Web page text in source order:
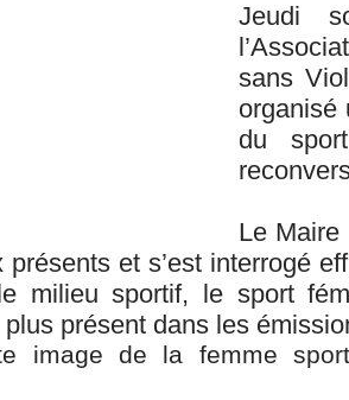
Jeudi
sans
organisé
du
Le Maire
présents et s’est interrogé
milieu sportif, le sport
présent dans les
image de la femme